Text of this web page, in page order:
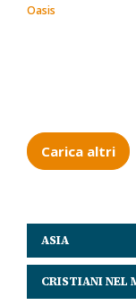
Oasis
Carica altri
ASIA
CRISTIANI NEL